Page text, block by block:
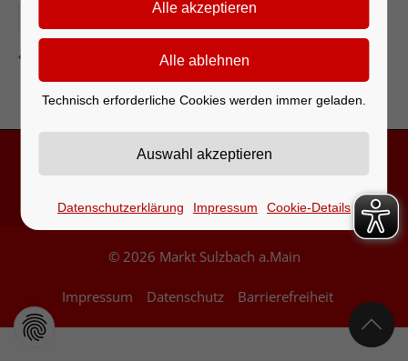
01.12.2026–31.12.2026
Zurück zur Eventübersicht
Kontakt & Öffnungszeiten
© 2026 Markt Sulzbach a.Main
Impressum Datenschutz Barrierefreiheit
Technisch erforderliche Cookies werden immer geladen.
Datenschutzerklärung Impressum Cookie-Details